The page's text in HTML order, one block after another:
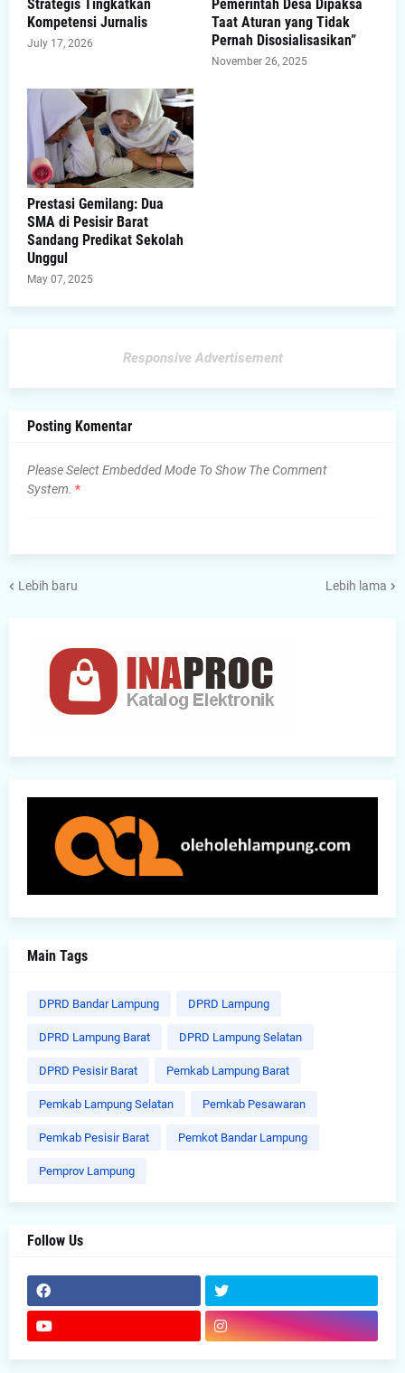
Strategis Tingkatkan
Kompetensi Jurnalis
July 17, 2026
Pemerintah Desa Dipaksa
Taat Aturan yang Tidak
Pernah Disosialisasikan”
November 26, 2025
Prestasi Gemilang: Dua
SMA di Pesisir Barat
Sandang Predikat Sekolah
Unggul
May 07, 2025
Responsive Advertisement
Posting Komentar
Please Select Embedded Mode To Show The Comment
System. *
Lebih baru Lebih lama
Main Tags
DPRD Bandar Lampung DPRD Lampung
DPRD Lampung Barat DPRD Lampung Selatan
DPRD Pesisir Barat Pemkab Lampung Barat
Pemkab Lampung Selatan Pemkab Pesawaran
Pemkab Pesisir Barat Pemkot Bandar Lampung
Pemprov Lampung
Follow Us